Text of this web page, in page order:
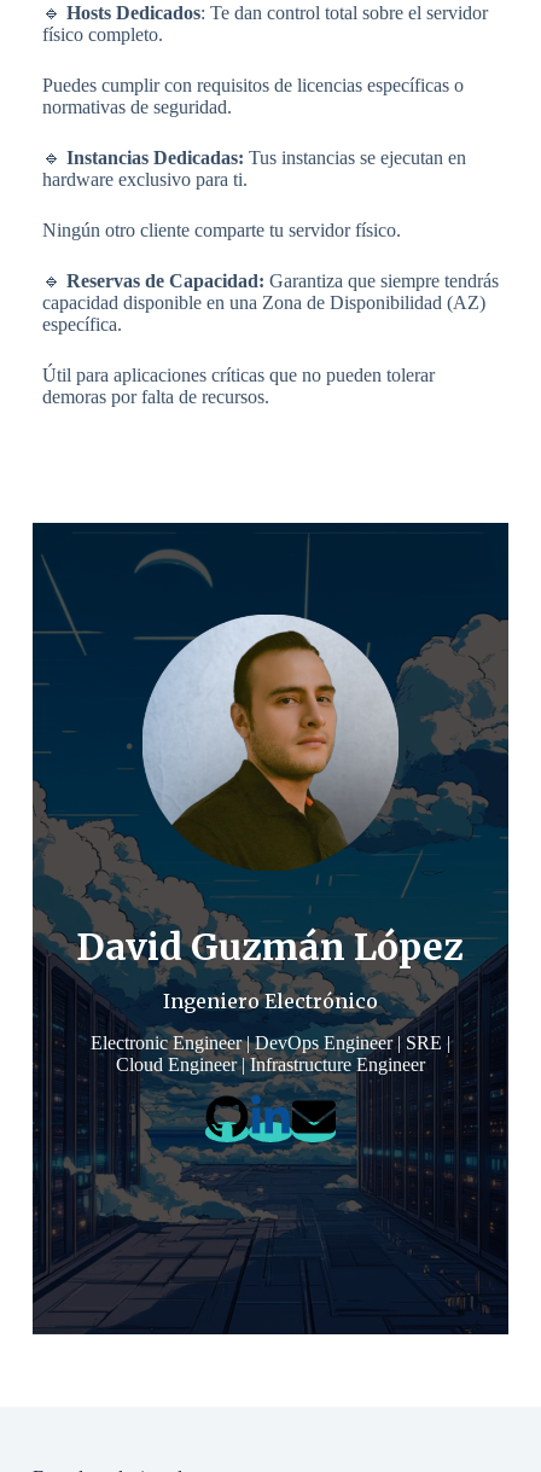
🔹 Hosts Dedicados: Te dan control total sobre el servidor
físico completo.
Puedes cumplir con requisitos de licencias específicas o
normativas de seguridad.
🔹 Instancias Dedicadas: Tus instancias se ejecutan en
hardware exclusivo para ti.
Ningún otro cliente comparte tu servidor físico.
🔹 Reservas de Capacidad: Garantiza que siempre tendrás
capacidad disponible en una Zona de Disponibilidad (AZ)
específica.
Útil para aplicaciones críticas que no pueden tolerar
demoras por falta de recursos.
David Guzmán López
Ingeniero Electrónico
Electronic Engineer | DevOps Engineer | SRE |
Cloud Engineer | Infrastructure Engineer